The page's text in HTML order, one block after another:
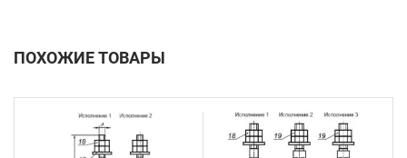
ПОХОЖИЕ ТОВАРЫ